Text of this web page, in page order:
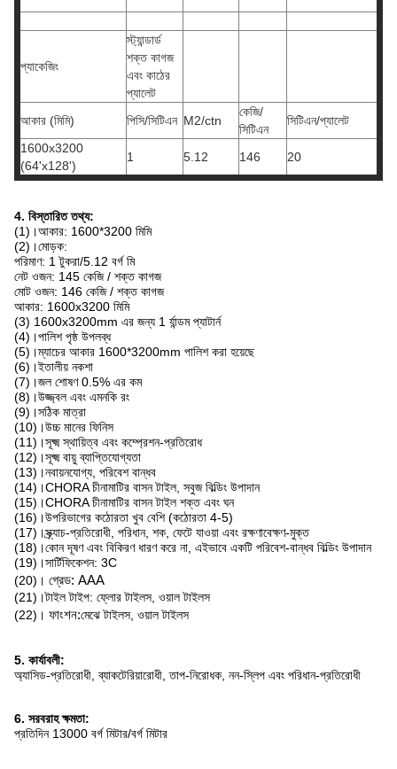
প্যাকেজিং
স্ট্যান্ডার্ড
শক্ত কাগজ
এবং কাঠের
প্যালেট
আকার (মিমি)
পিসি/সিটিএন M2/ctn
কেজি/
সিটিএন
সিটিএন/প্যালেট
1600x3200
(64'x128')
1 5.12 146 20
4. বিস্তারিত তথ্য:
(1)।আকার: 1600*3200 মিমি
(2)।মোড়ক:
পরিমাণ: 1 টুকরা/5.12 বর্গ মি
নেট ওজন: 145 কেজি / শক্ত কাগজ
মোট ওজন: 146 কেজি / শক্ত কাগজ
আকার: 1600x3200 মিমি
(3) 1600x3200mm এর জন্য 1 র্যান্ডম প্যাটার্ন
(4)।পালিশ পৃষ্ঠ উপলব্ধ
(5)।ম্যাচের আকার 1600*3200mm পালিশ করা হয়েছে
(6)।ইতালীয় নকশা
(7)।জল শোষণ 0.5% এর কম
(8)।উজ্জ্বল এবং এমনকি রং
(9)।সঠিক মাত্রা
(10)।উচ্চ মানের ফিনিস
(11)।সূক্ষ্ম স্থায়িত্ব এবং কম্প্রেশন-প্রতিরোধ
(12)।সূক্ষ্ম বায়ু ব্যাপ্তিযোগ্যতা
(13)।নবায়নযোগ্য, পরিবেশ বান্ধব
(14)।CHORA চীনামাটির বাসন টাইল, সবুজ বিল্ডিং উপাদান
(15)।CHORA চীনামাটির বাসন টাইল শক্ত এবং ঘন
(16)।উপরিভাগের কঠোরতা খুব বেশি (কঠোরতা 4-5)
(17)।স্ক্র্যাচ-প্রতিরোধী, পরিধান, শক, ফেটে যাওয়া এবং রক্ষণাবেক্ষণ-মুক্ত
(18)।কোন দূষণ এবং বিকিরণ ধারণ করে না, এইভাবে একটি পরিবেশ-বান্ধব বিল্ডিং উপাদান
(19)।সার্টিফিকেশন: 3C
(20)। গ্রেড: AAA
(21)।টাইল টাইপ: ফ্লোর টাইলস, ওয়াল টাইলস
(22)। ফাংশন:মেঝে টাইলস, ওয়াল টাইলস
5. কার্যাবলী:
অ্যাসিড-প্রতিরোধী, ব্যাকটেরিয়ারোধী, তাপ-নিরোধক, নন-স্লিপ এবং পরিধান-প্রতিরোধী
6. সরবরাহ ক্ষমতা:
প্রতিদিন 13000 বর্গ মিটার/বর্গ মিটার